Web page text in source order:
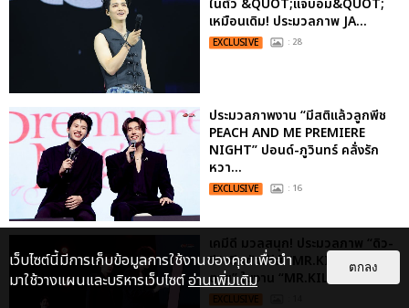
ในตัว &QUOT;แจบอม&QUOT;
เหมือนเดิม! ประมวลภาพ JA...
EXCLUSIVE : 28
ประมวลภาพงาน “มีสติแล้วลูกพีช
PEACH AND ME PREMIERE
NIGHT” ปอนด์-ภูวินทร์ คลั่งรัก
หวา...
EXCLUSIVE : 16
เคมีดี มวลสนุก! ประมวลภาพ “ดิว-
ธี” เปิดตัวซีรีส์ “MR.KILL มังงะสั่ง
ตาย” ในงาน “MR.KILL...
EXCLUSIVE
เว็บไซต์นี้มีการเก็บข้อมูลการใช้งานของคุณเพื่อนำ
มาใช้วางแผนและบริหารเว็บไซต์อ่านเพิ่มเติม
ตกลง